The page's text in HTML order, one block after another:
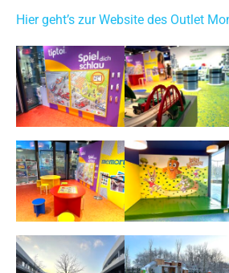
Hier geht’s zur Website des Outlet